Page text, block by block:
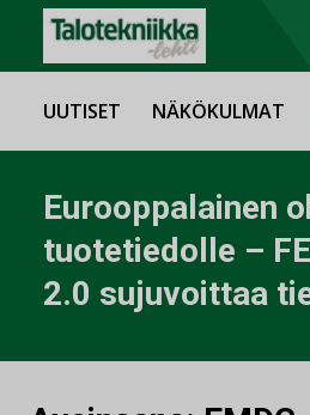
UUTISET NÄKÖKULMAT
Eurooppalainen
tuotetiedolle –
2.0 sujuvoittaa